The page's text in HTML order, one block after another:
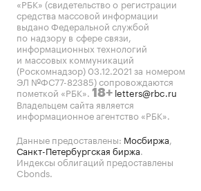
«РБК» (свидетельство о регистрации
средства массовой информации
выдано Федеральной службой
по надзору в сфере связи,
информационных технологий
и массовых коммуникаций
(Роскомнадзор) 03.12.2021 за номером
ЭЛ №ФС77-82385) сопровождаются
пометкой «РБК». 18+ letters@rbc.ru
Владельцем сайта является
информационное агентство «РБК».
Данные предоставлены: Мосбиржа,
Санкт-Петербургская биржа.
Индексы облигаций предоставлены
Cbonds.